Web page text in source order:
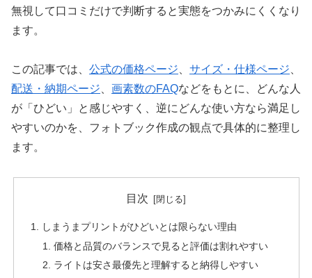
無視して口コミだけで判断すると実態をつかみにくくなり
ます。
この記事では、 公式の価格ページ サイズ・仕様ページ
配送・納期ページ
画素数のFAQなどをもとに、どんな人
が「ひどい」と感じやすく、逆にどんな使い方なら満足し
やすいのかを、フォトブック作成の観点で具体的に整理し
ます。
目次
しまうまプリントがひどいとは限らない理由
価格と品質のバランスで見ると評価は割れやすい
ライトは安さ最優先と理解すると納得しやすい